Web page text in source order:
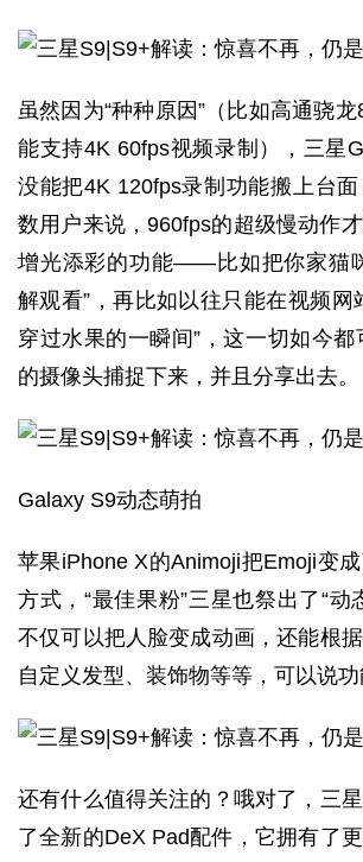
虽然因为“种种原因”（比如高通骁
能支持4K 60fps视频录制），三星
没能把4K 120fps录制功能搬上台
数用户来说，960fps的超级慢动作
增光添彩的功能——比如把你家猫
解观看”，再比如以往只能在视频网
穿过水果的一瞬间”，这一切如今都
的摄像头捕捉下来，并且分享出去。
Galaxy S9动态萌拍
苹果iPhone X的Animoji把Emoji变
方式，“最佳果粉”三星也祭出了“动
不仅可以把人脸变成动画，还能根
自定义发型、装饰物等等，可以说功
还有什么值得关注的？哦对了，三
了全新的DeX Pad配件，它拥有了